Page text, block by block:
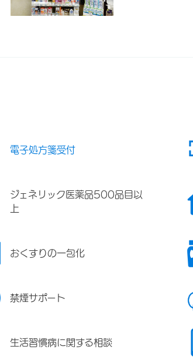
電子処方箋受付
ジェネリック医薬品500品目以
上
おくすりの一包化
禁煙サポート
生活習慣病に関する相談